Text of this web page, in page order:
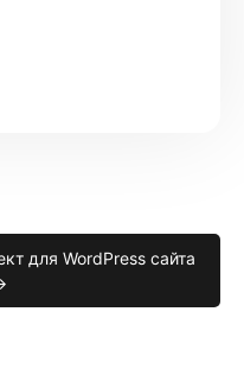
для WordPress сайта